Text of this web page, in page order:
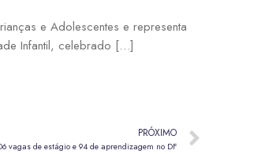
e Adolescentes e representa
Infantil, celebrado […]
PRÓXIMO
vagas de estágio e 94 de aprendizagem no DF